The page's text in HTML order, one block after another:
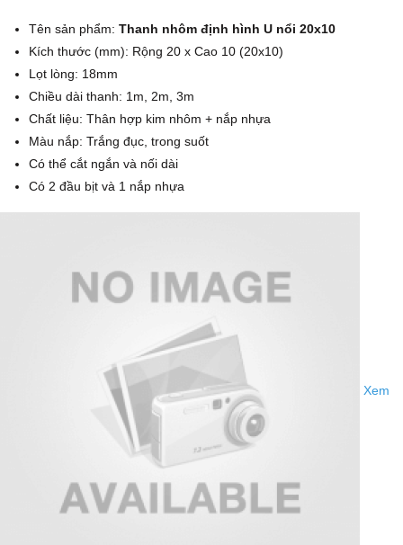
Tên sản phẩm: Thanh nhôm định hình U nổi 20x10
Kích thước (mm): Rộng 20 x Cao 10 (20x10)
Lọt lòng: 18mm
Chiều dài thanh: 1m, 2m, 3m
Chất liệu: Thân hợp kim nhôm + nắp nhựa
Màu nắp: Trắng đục, trong suốt
Có thể cắt ngắn và nối dài
Có 2 đầu bịt và 1 nắp nhựa
Xem